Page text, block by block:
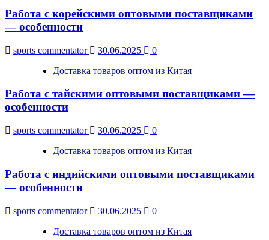
Работа с корейскими оптовыми поставщиками
— особенности
sports commentator 30.06.2025
0
Доставка товаров оптом из Китая
Работа с тайскими оптовыми поставщиками —
особенности
sports commentator 30.06.2025
0
Доставка товаров оптом из Китая
Работа с индийскими оптовыми поставщиками
— особенности
sports commentator 30.06.2025
0
Доставка товаров оптом из Китая